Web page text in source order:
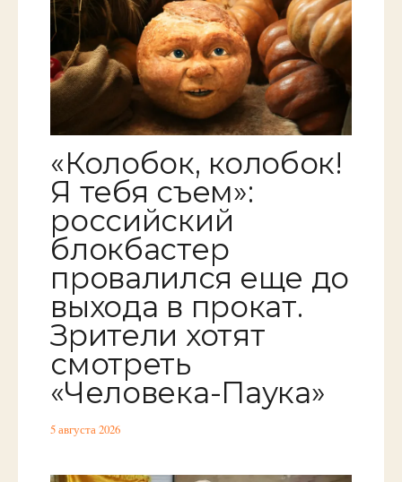
«Колобок, колобок!
Я тебя съем»:
российский
блокбастер
провалился еще до
выхода в прокат.
Зрители хотят
смотреть
«Человека-Паука»
5 августа 2026